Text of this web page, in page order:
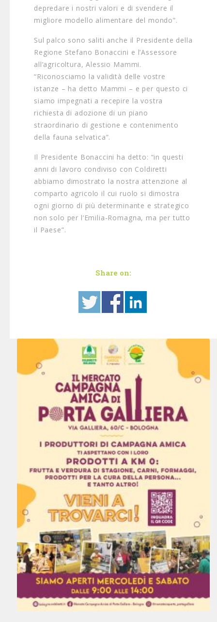
depredare i nostri valori e di svendere il
migliore modello alimentare del mondo”.
Sul palco sono saliti anche il Presidente della
Regione Stefano Bonaccini e l’Assessore
all’agricoltura, Alessio Mammi.
“Riconosciamo la validità delle vostre
istanze – ha detto Mammi – e per questo ci
siamo impegnati a recepire la vostra
richiesta di adozione di un piano
straordinario di gestione e contenimento
della fauna selvatica”.
Il Presidente Bonaccini ha detto: “in questi
anni di lavoro condiviso con Coldiretti
abbiamo dimostrato la nostra attenzione al
comparto agricolo il cui ruolo si dimostra
ogni giorno di più determinante e strategico
non solo per l’Emilia-Romagna, ma per tutto
il Paese”.
Share on: